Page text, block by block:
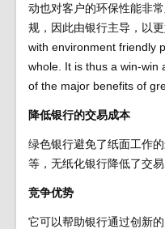
动也对客户的环保性能非
规，因此由银行主导，以
with environment friendly
whole. It is thus a win-win
of the major benefits of
降低银行的交易成本
绿色银行避免了纸面工作
等，无纸化银行降低了交易
竞争优势
它可以帮助银行通过创新